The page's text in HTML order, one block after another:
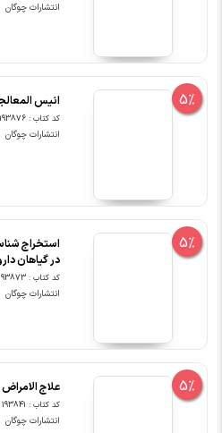
انتشارات چوگان
5% انیس
کد کتاب : 193876
انتشارات چوگان
5%
استخراج
در گیاهان
کد کتاب : 193873
انتشارات چوگان
5% علاج
کد کتاب : 193841
انتشارات چوگان